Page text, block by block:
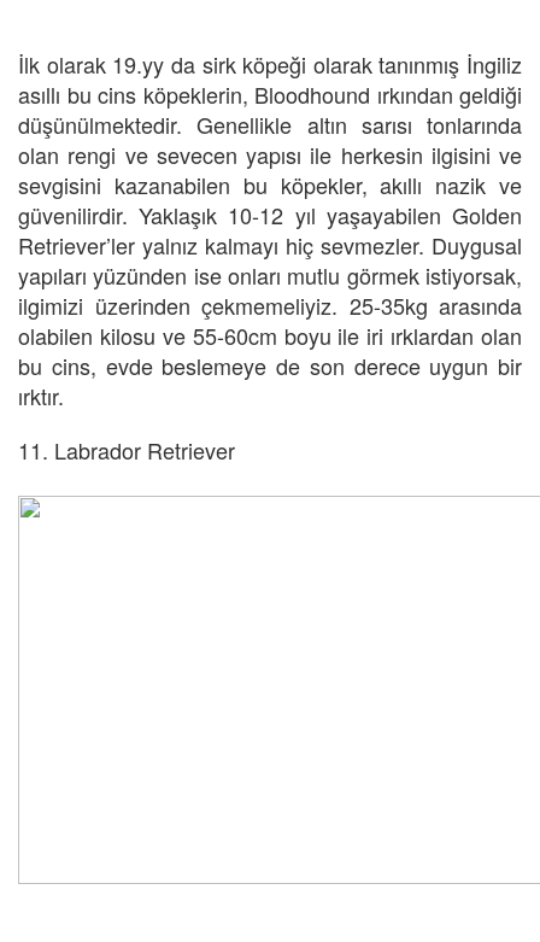
İlk olarak 19.yy da sirk köpeği olarak tanınmış İngiliz
asıllı bu cins köpeklerin, Bloodhound ırkından geldiği
düşünülmektedir. Genellikle altın sarısı tonlarında
olan rengi ve sevecen yapısı ile herkesin ilgisini ve
sevgisini kazanabilen bu köpekler, akıllı nazik ve
güvenilirdir. Yaklaşık 10-12 yıl yaşayabilen Golden
Retriever’ler yalnız kalmayı hiç sevmezler. Duygusal
yapıları yüzünden ise onları mutlu görmek istiyorsak,
ilgimizi üzerinden çekmemeliyiz. 25-35kg arasında
olabilen kilosu ve 55-60cm boyu ile iri ırklardan olan
bu cins, evde beslemeye de son derece uygun bir
ırktır.
11. Labrador Retriever